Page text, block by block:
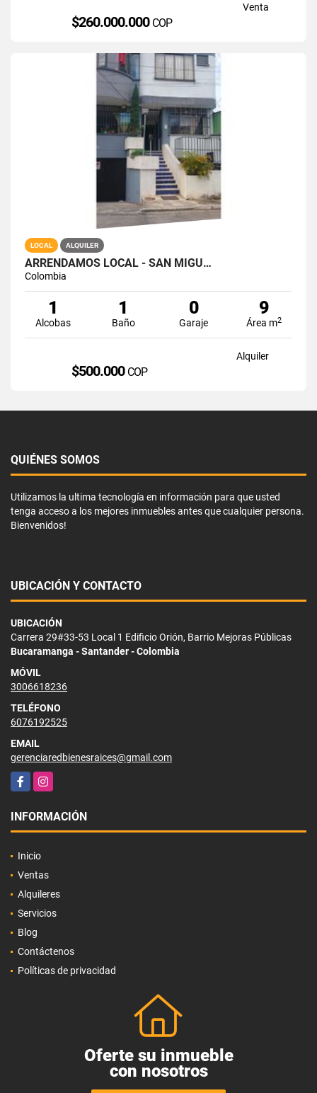
Venta
$260.000.000 COP
LOCAL ALQUILER
ARRENDAMOS LOCAL - SAN MIGU…
Colombia
1
Alcobas
1
Baño
0
Garaje
9
Área m2
Alquiler
$500.000 COP
QUIÉNES SOMOS
Utilizamos la ultima tecnología en información para que usted
tenga acceso a los mejores inmuebles antes que cualquier persona.
Bienvenidos!
UBICACIÓN Y CONTACTO
UBICACIÓN
Carrera 29#33-53 Local 1 Edificio Orión, Barrio Mejoras Públicas
Bucaramanga - Santander - Colombia
MÓVIL
3006618236
TELÉFONO
6076192525
EMAIL
gerenciaredbienesraices@gmail.com
FacebookInstagram
INFORMACIÓN
Inicio
Ventas
Alquileres
Servicios
Blog
Contáctenos
Políticas de privacidad
Oferte su inmueble
con nosotros